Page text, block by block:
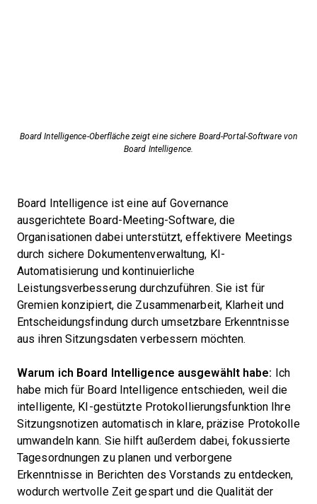
Board Intelligence-Oberfläche zeigt eine sichere Board-Portal-Software von
Board Intelligence.
Board Intelligence ist eine auf Governance
ausgerichtete Board-Meeting-Software, die
Organisationen dabei unterstützt, effektivere Meetings
durch sichere Dokumentenverwaltung, KI-
Automatisierung und kontinuierliche
Leistungsverbesserung durchzuführen. Sie ist für
Gremien konzipiert, die Zusammenarbeit, Klarheit und
Entscheidungsfindung durch umsetzbare Erkenntnisse
aus ihren Sitzungsdaten verbessern möchten.
Warum ich Board Intelligence ausgewählt habe:
Ich
habe mich für Board Intelligence entschieden, weil die
intelligente, KI-gestützte Protokollierungsfunktion Ihre
Sitzungsnotizen automatisch in klare, präzise Protokolle
umwandeln kann. Sie hilft außerdem dabei, fokussierte
Tagesordnungen zu planen und verborgene
Erkenntnisse in Berichten des Vorstands zu entdecken,
wodurch wertvolle Zeit gespart und die Qualität der